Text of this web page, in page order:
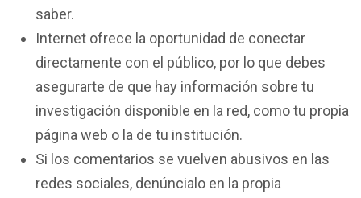
saber.
Internet ofrece la oportunidad de conectar
directamente con el público, por lo que debes
asegurarte de que hay información sobre tu
investigación disponible en la red, como tu propia
página web o la de tu institución.
Si los comentarios se vuelven abusivos en las
redes sociales, denúncialo en la propia